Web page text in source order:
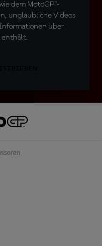
dem MotoGP™-
unglaubliche Videos
über
enthält.